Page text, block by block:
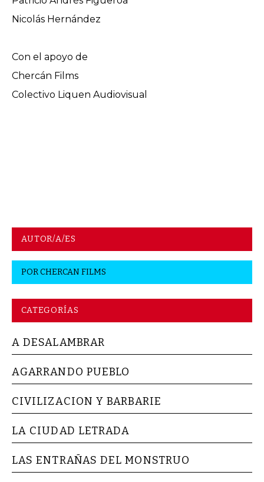
Nicolás Hernández
Con el apoyo de
Chercán Films
Colectivo Liquen Audiovisual
AUTOR/A/ES
PORCHERCAN FILMS
CATEGORÍAS
A DESALAMBRAR
AGARRANDO PUEBLO
CIVILIZACION Y BARBARIE
LA CIUDAD LETRADA
LAS ENTRAÑAS DEL MONSTRUO